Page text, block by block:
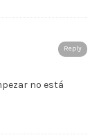
Reply
no está